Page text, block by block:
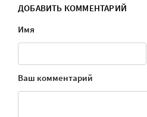
ДОБАВИТЬ КОММЕНТАРИЙ
Имя
Ваш комментарий